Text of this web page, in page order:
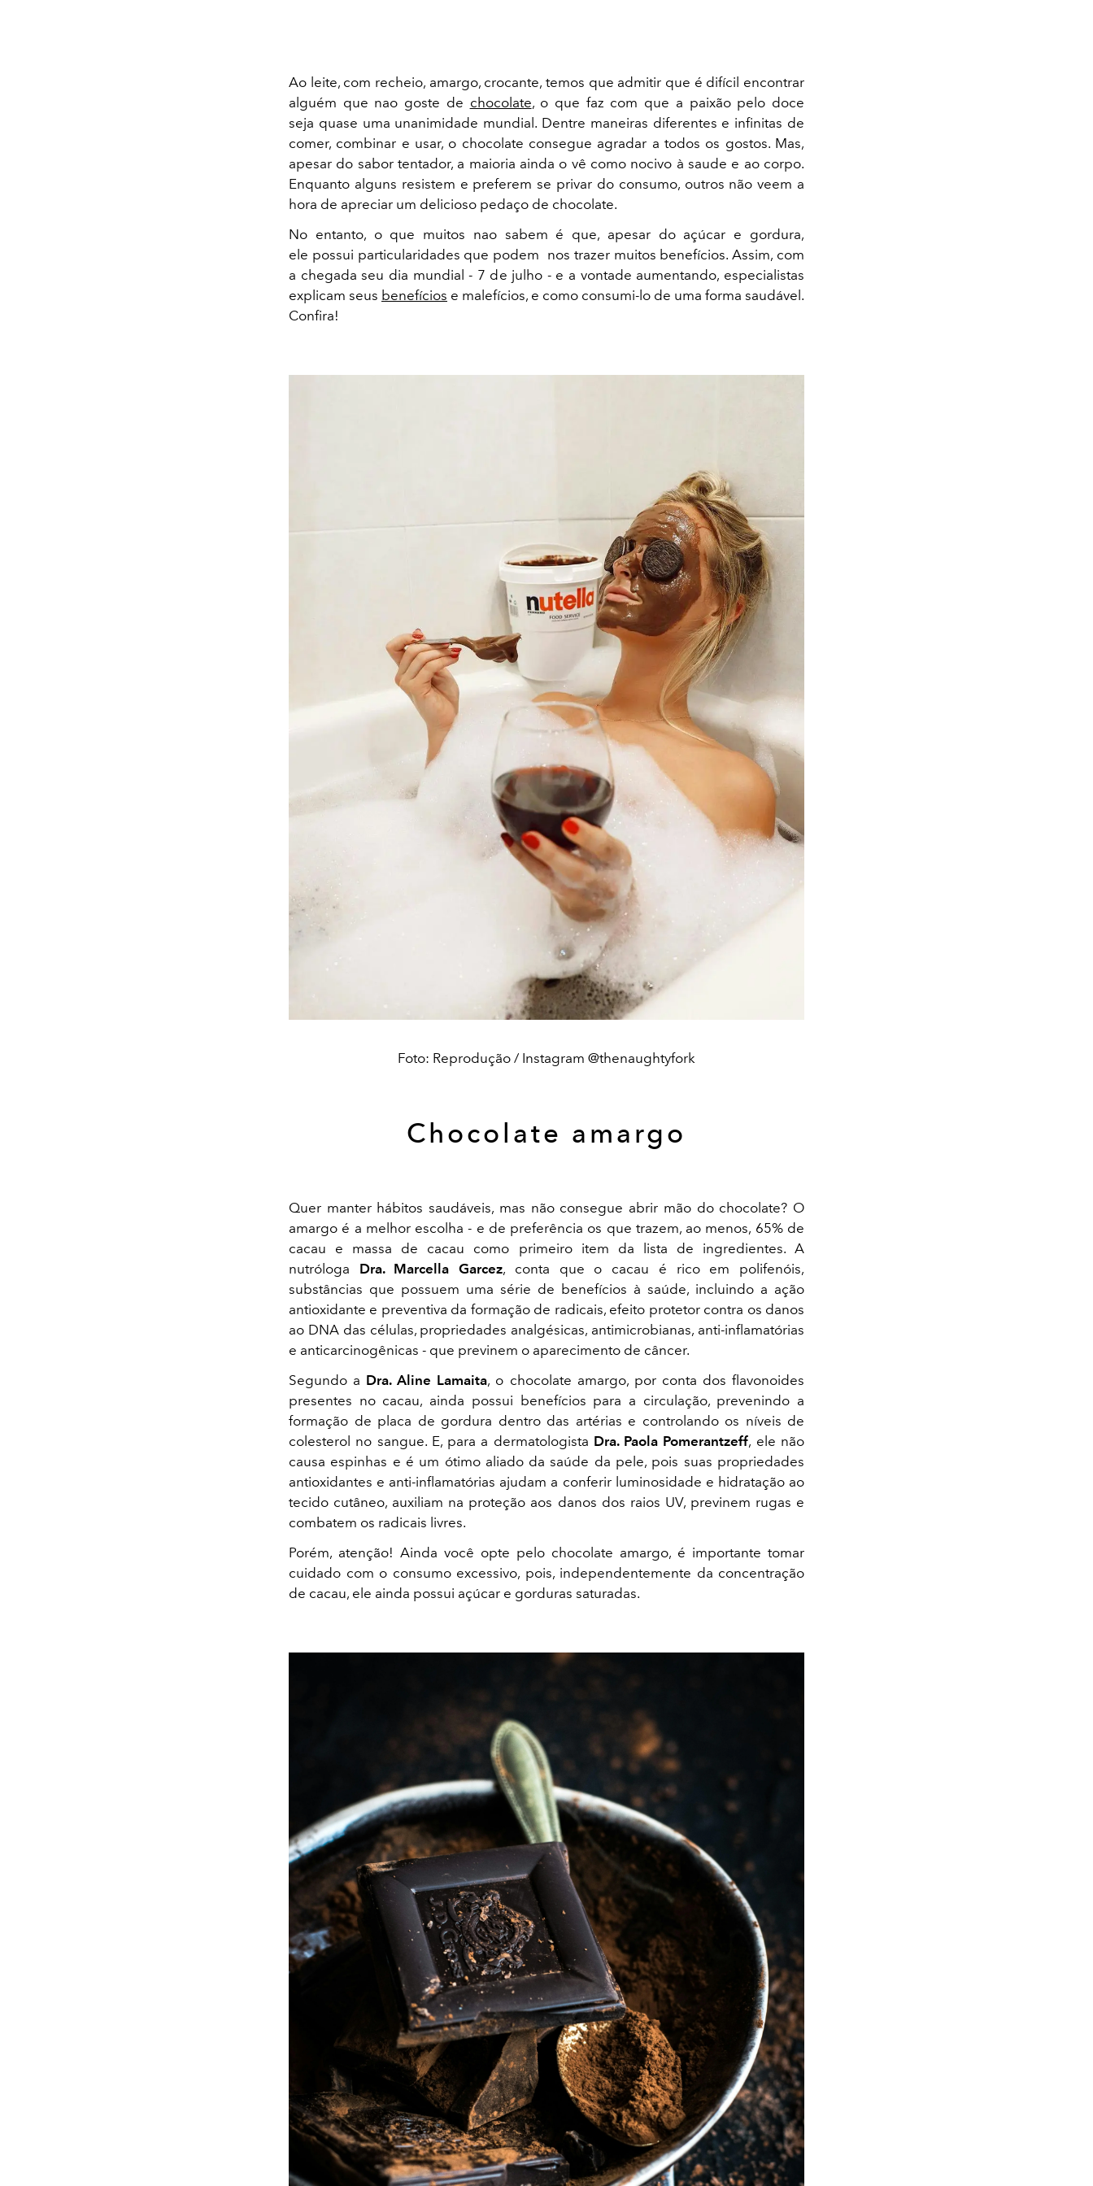
Ao leite, com recheio, amargo, crocante, temos que admitir que é difícil encontrar
alguém que nao goste de chocolate, o que faz com que a paixão pelo doce
seja quase uma unanimidade mundial. Dentre maneiras diferentes e infinitas de
comer, combinar e usar, o chocolate consegue agradar a todos os gostos. Mas,
apesar do sabor tentador, a maioria ainda o vê como nocivo à saude e ao corpo.
Enquanto alguns resistem e preferem se privar do consumo, outros não veem a
hora de apreciar um delicioso pedaço de chocolate.
No entanto, o que muitos nao sabem é que, apesar do açúcar e gordura,
ele possui particularidades que podem nos trazer muitos benefícios. Assim, com
a chegada seu dia mundial - 7 de julho - e a vontade aumentando, especialistas
explicam seus benefícios e malefícios, e como consumi-lo de uma forma saudável.
Confira!
Foto: Reprodução / Instagram @thenaughtyfork
Chocolate amargo
Quer manter hábitos saudáveis, mas não consegue abrir mão do chocolate? O
amargo é a melhor escolha - e de preferência os que trazem, ao menos, 65% de
cacau e massa de cacau como primeiro item da lista de ingredientes. A
nutróloga Dra. Marcella Garcez, conta que o cacau é rico em polifenóis,
substâncias que possuem uma série de benefícios à saúde, incluindo a ação
antioxidante e preventiva da formação de radicais, efeito protetor contra os danos
ao DNA das células, propriedades analgésicas, antimicrobianas, anti-inflamatórias
e anticarcinogênicas - que previnem o aparecimento de câncer.
Segundo a Dra. Aline Lamaita, o chocolate amargo, por conta dos flavonoides
presentes no cacau, ainda possui benefícios para a circulação, prevenindo a
formação de placa de gordura dentro das artérias e controlando os níveis de
colesterol no sangue. E, para a dermatologista Dra. Paola Pomerantzeff, ele não
causa espinhas e é um ótimo aliado da saúde da pele, pois suas propriedades
antioxidantes e anti-inflamatórias ajudam a conferir luminosidade e hidratação ao
tecido cutâneo, auxiliam na proteção aos danos dos raios UV, previnem rugas e
combatem os radicais livres.
Porém, atenção! Ainda você opte pelo chocolate amargo, é importante tomar
cuidado com o consumo excessivo, pois, independentemente da concentração
de cacau, ele ainda possui açúcar e gorduras saturadas.